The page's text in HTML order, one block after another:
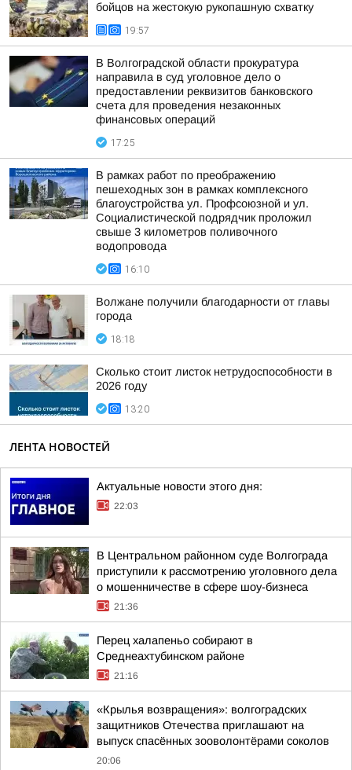
бойцов на жестокую рукопашную схватку
19:57
В Волгоградской области прокуратура
направила в суд уголовное дело о
предоставлении реквизитов банковского
счета для проведения незаконных
финансовых операций
17:25
В рамках работ по преображению
пешеходных зон в рамках комплексного
благоустройства ул. Профсоюзной и ул.
Социалистической подрядчик проложил
свыше 3 километров поливочного
водопровода
16:10
Волжане получили благодарности от главы
города
18:18
Сколько стоит листок нетрудоспособности в
2026 году
13:20
ЛЕНТА НОВОСТЕЙ
Актуальные новости этого дня:
22:03
В Центральном районном суде Волгограда
приступили к рассмотрению уголовного дела
о мошенничестве в сфере шоу-бизнеса
21:36
Перец халапеньо собирают в
Среднеахтубинском районе
21:16
«Крылья возвращения»: волгоградских
защитников Отечества приглашают на
выпуск спасённых зооволонтёрами соколов
20:06